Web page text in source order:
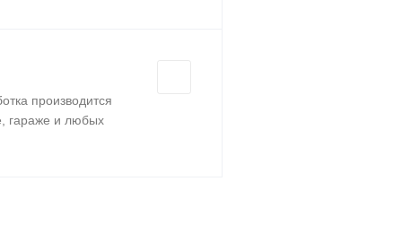
производится
гараже и любых